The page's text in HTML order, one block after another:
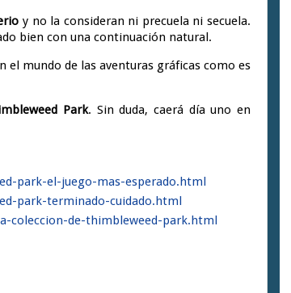
y no la consideran ni precuela ni secuela.
bien con una continuación natural.
mundo de las aventuras gráficas como es
Park. Sin duda, caerá día uno en
park-el-juego-mas-esperado.html
park-terminado-cuidado.html
coleccion-de-thimbleweed-park.html